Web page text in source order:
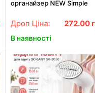
органайзер NEW Simple
гачками, металева, чорна
Дроп Ціна: 272.00
В наявності